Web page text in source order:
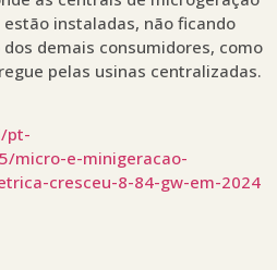
instaladas, não ficando
demais consumidores, como
pelas usinas centralizadas.
pt-
micro-e-minigeracao-
cresceu-8-84-gw-em-2024